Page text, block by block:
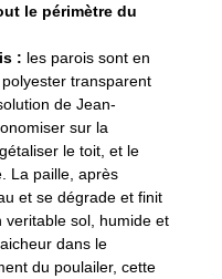
le périmètre du
: les parois sont en
transparent
de Jean-
sur la
le toit, et le
La paille, après
et se dégrade et finit
veritable sol, humide et
dans le
du poulailer, cette